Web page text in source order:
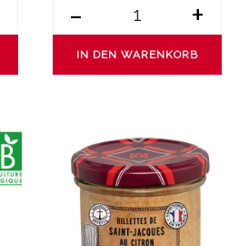
- +
IN DEN WARENKORB